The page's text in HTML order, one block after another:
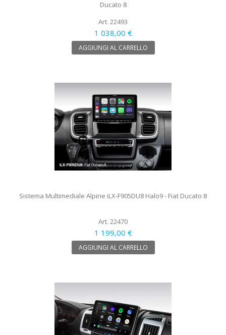
Ducato 8
Art. 22493
1 038,00 €
AGGIUNGI AL CARRELLO
Sistema Multimediale Alpine iLX-F905DU8 Halo9 - Fiat Ducato 8
Art. 22470
1 199,00 €
AGGIUNGI AL CARRELLO